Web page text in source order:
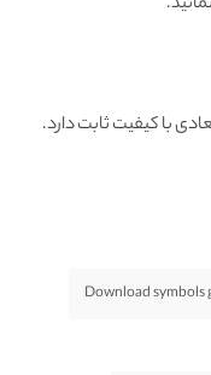
با کیفیت ثابت دارد.
Download symbols